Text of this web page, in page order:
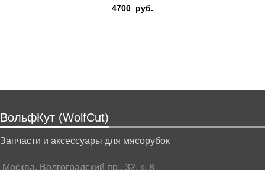
4700 руб.
ВольфКут (WolfCut)
Запчасти и аксессуары для мясорубок
Москва, Волгоградский пр., 32, к. 8